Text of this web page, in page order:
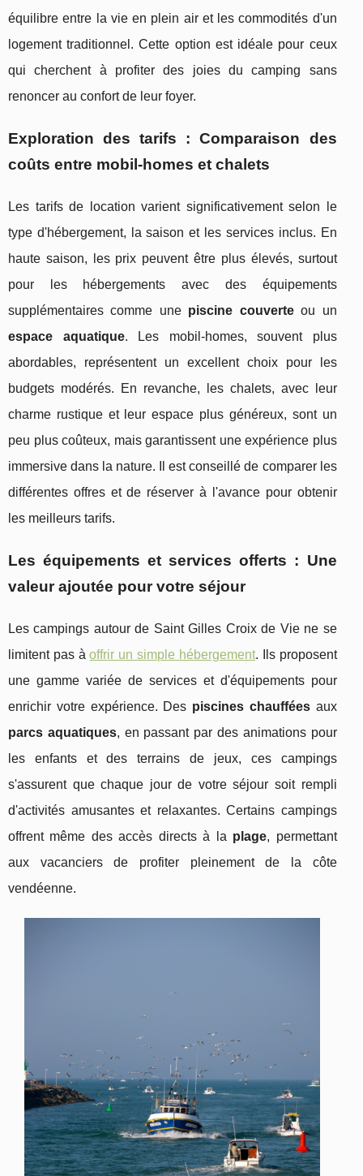
équilibre entre la vie en plein air et les commodités d'un
logement traditionnel. Cette option est idéale pour ceux
qui cherchent à profiter des joies du camping sans
renoncer au confort de leur foyer.
Exploration des tarifs : Comparaison des
coûts entre mobil-homes et chalets
Les tarifs de location varient significativement selon le
type d'hébergement, la saison et les services inclus. En
haute saison, les prix peuvent être plus élevés, surtout
pour les hébergements avec des équipements
supplémentaires comme une piscine couverteou un
espace aquatique. Les mobil-homes, souvent plus
abordables, représentent un excellent choix pour les
budgets modérés. En revanche, les chalets, avec leur
charme rustique et leur espace plus généreux, sont un
peu plus coûteux, mais garantissent une expérience plus
immersive dans la nature. Il est conseillé de comparer les
différentes offres et de réserver à l'avance pour obtenir
les meilleurs tarifs.
Les équipements et services offerts : Une
valeur ajoutée pour votre séjour
Les campings autour de Saint Gilles Croix de Vie ne se
limitent pas àoffrir un simple hébergement. Ils proposent
une gamme variée de services et d'équipements pour
enrichir votre expérience. Des piscines chaufféesaux
parcs aquatiques, en passant par des animations pour
les enfants et des terrains de jeux, ces campings
s'assurent que chaque jour de votre séjour soit rempli
d'activités amusantes et relaxantes. Certains campings
offrent même des accès directs à la plage, permettant
aux vacanciers de profiter pleinement de la côte
vendéenne.